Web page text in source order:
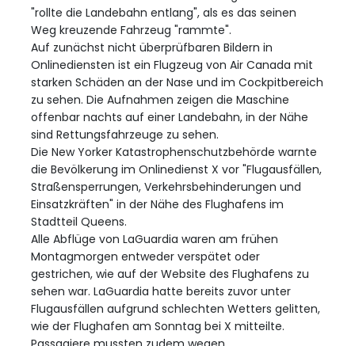
"rollte die Landebahn entlang", als es das seinen
Weg kreuzende Fahrzeug "rammte".
Auf zunächst nicht überprüfbaren Bildern in
Onlinediensten ist ein Flugzeug von Air Canada mit
starken Schäden an der Nase und im Cockpitbereich
zu sehen. Die Aufnahmen zeigen die Maschine
offenbar nachts auf einer Landebahn, in der Nähe
sind Rettungsfahrzeuge zu sehen.
Die New Yorker Katastrophenschutzbehörde warnte
die Bevölkerung im Onlinedienst X vor "Flugausfällen,
Straßensperrungen, Verkehrsbehinderungen und
Einsatzkräften" in der Nähe des Flughafens im
Stadtteil Queens.
Alle Abflüge von LaGuardia waren am frühen
Montagmorgen entweder verspätet oder
gestrichen, wie auf der Website des Flughafens zu
sehen war. LaGuardia hatte bereits zuvor unter
Flugausfällen aufgrund schlechten Wetters gelitten,
wie der Flughafen am Sonntag bei X mitteilte.